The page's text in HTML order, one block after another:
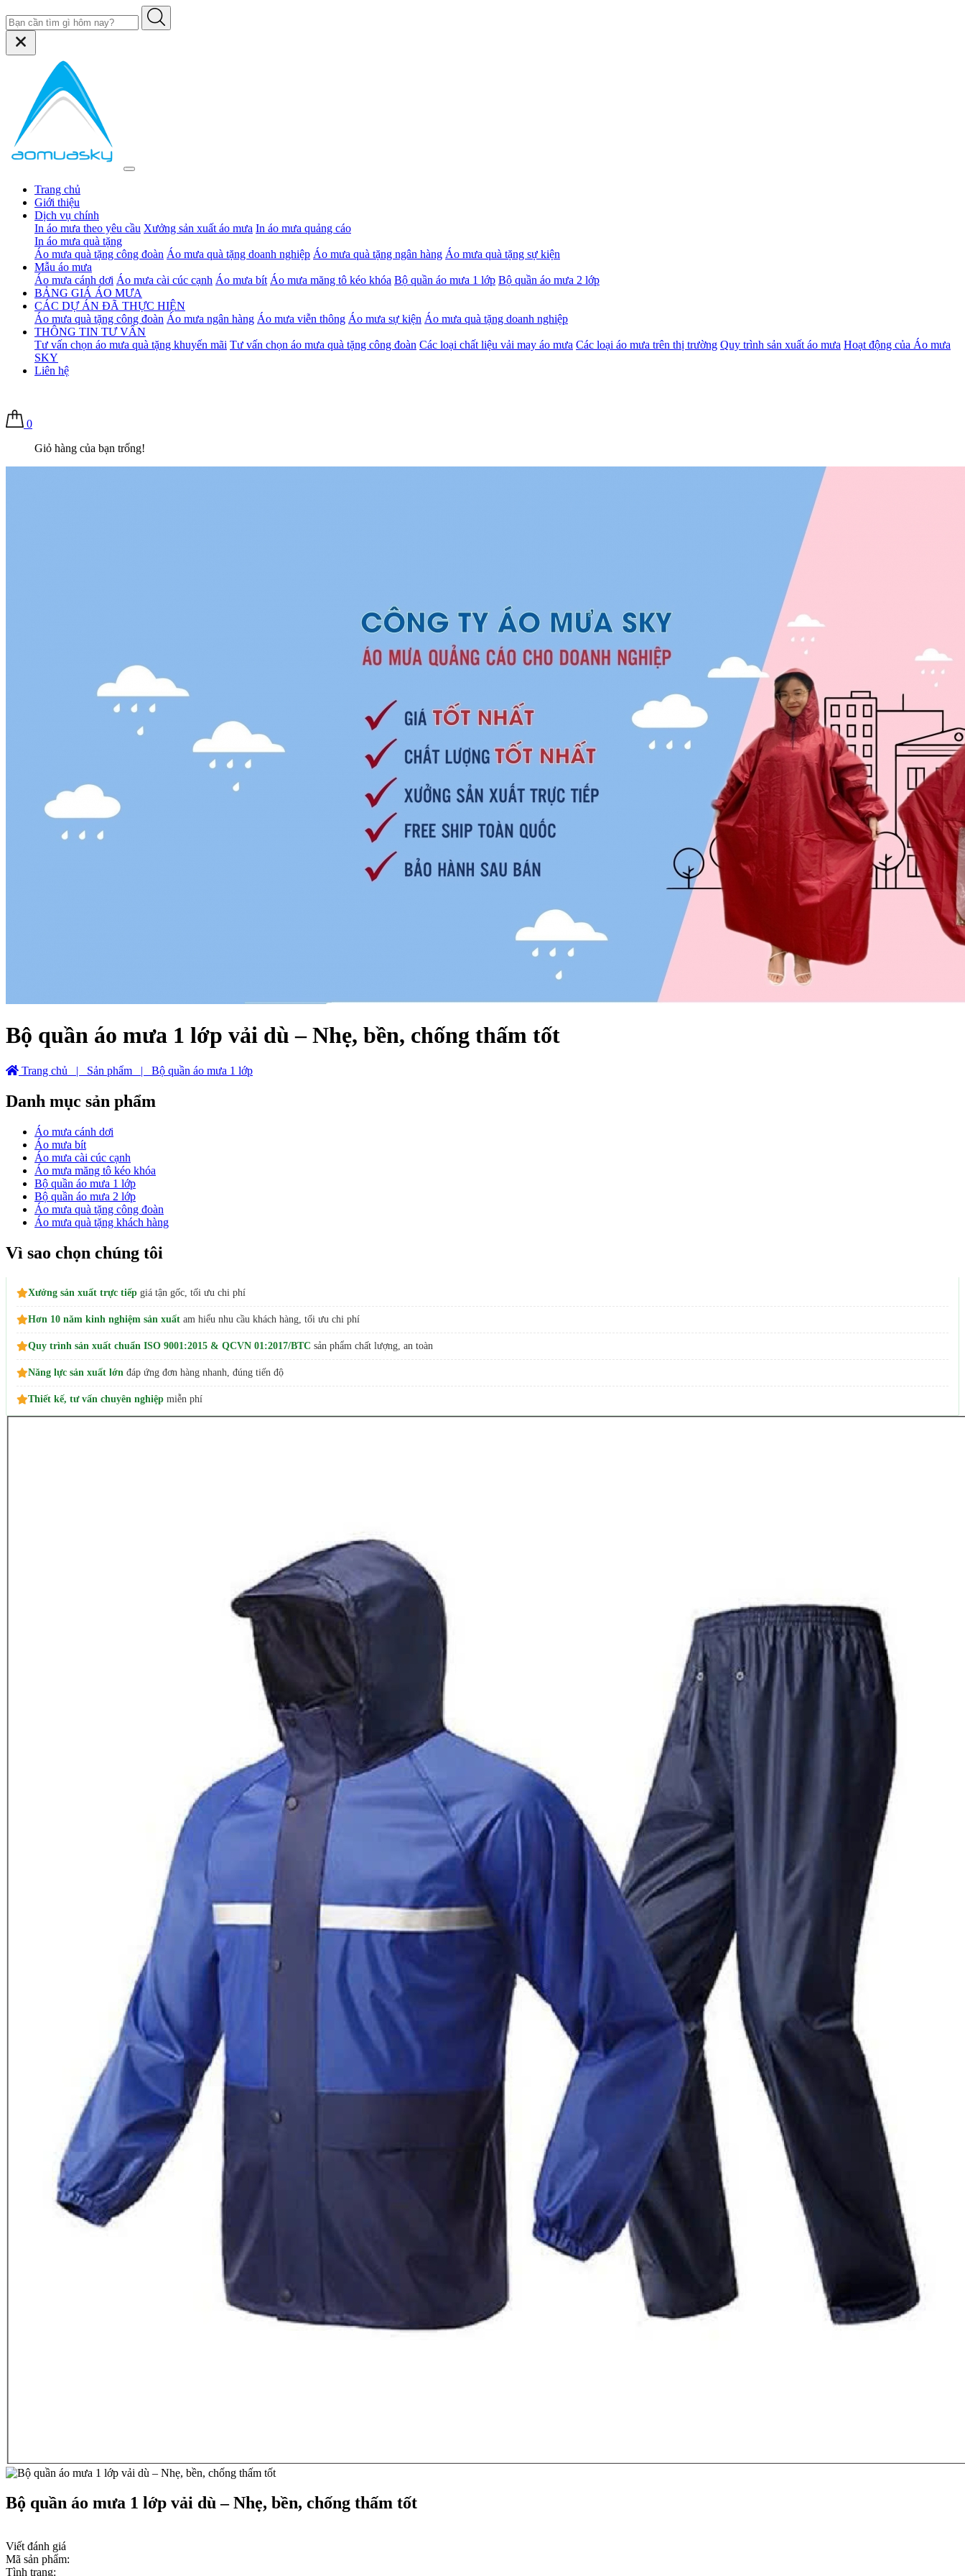
Trang chủ
Giới thiệu
Dịch vụ chính
In áo mưa theo yêu cầu Xưởng sản xuất áo mưa In áo mưa quảng cáo
In áo mưa quà tặng
Áo mưa quà tặng công đoàn Áo mưa quà tặng doanh nghiệp Áo mưa quà tặng ngân hàng Áo mưa quà tặng sự kiện
Mẫu áo mưa
Áo mưa cánh dơi Áo mưa cài cúc cạnh Áo mưa bít Áo mưa măng tô kéo khóa Bộ quần áo mưa 1 lớp Bộ quần áo mưa 2 lớp
BẢNG GIÁ ÁO MƯA
CÁC DỰ ÁN ĐÃ THỰC HIỆN
Áo mưa quà tặng công đoàn Áo mưa ngân hàng Áo mưa viễn thông Áo mưa sự kiện Áo mưa quà tặng doanh nghiệp
THÔNG TIN TƯ VẤN
Tư vấn chọn áo mưa quà tặng khuyến mãi Tư vấn chọn áo mưa quà tặng công đoàn Các loại chất liệu vải may áo mưa Các loại áo mưa trên thị trường Quy trình sản xuất áo mưa Hoạt động của Áo mưa
SKY
Liên hệ
0
Giỏ hàng của bạn trống!
Bộ quần áo mưa 1 lớp vải dù – Nhẹ, bền, chống thấm tốt
Trang chủ | Sản phẩm | Bộ quần áo mưa 1 lớp
Danh mục sản phẩm
Áo mưa cánh dơi
Áo mưa bít
Áo mưa cài cúc cạnh
Áo mưa măng tô kéo khóa
Bộ quần áo mưa 1 lớp
Bộ quần áo mưa 2 lớp
Áo mưa quà tặng công đoàn
Áo mưa quà tặng khách hàng
Vì sao chọn chúng tôi
Xưởng sản xuất trực tiếp giá tận gốc, tối ưu chi phí
Hơn 10 năm kinh nghiệm sản xuất am hiểu nhu cầu khách hàng, tối ưu chi phí
Quy trình sản xuất chuẩn ISO 9001:2015 & QCVN 01:2017/BTC sản phẩm chất lượng, an toàn
Năng lực sản xuất lớn đáp ứng đơn hàng nhanh, đúng tiến độ
Thiết kế, tư vấn chuyên nghiệp miễn phí
Bộ quần áo mưa 1 lớp vải dù – Nhẹ, bền, chống thấm tốt
Viết đánh giá
Mã sản phẩm:
Tình trạng: